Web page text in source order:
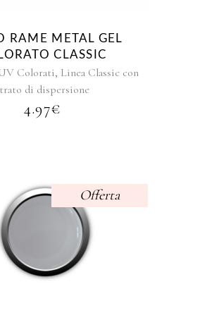
opzioni
possono
scelte
nella
pagina
RAME METAL GEL
CLASSIC
Colorati, Linea Classic con
di dispersione
4.97€
Offerta